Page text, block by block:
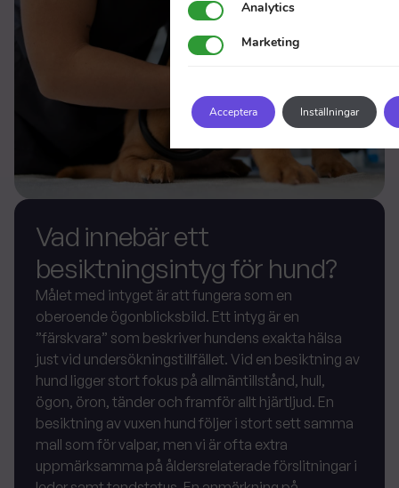
Vad innebär ett
besiktningsintyg för hund?
Målet med intyget är att fungera som en
oberoende ögonblicksbild. Ett intyg är en
”färskvara” som beskriver hundens exakta hälsa
just vid undersökningstillfället. Vid en besiktning av
hund ligger stort fokus på allmäntillstånd, hull,
ögon, öron, tänder och framför allt hjärtljud. En
besiktning av vuxen hund följer i stort sett samma
mall som för valpar, men vi är ofta extra
uppmärksamma på åldersrelaterade förslitningar i
AnalyticsAnalytics
MarketingMarketing
Acceptera Inställningar